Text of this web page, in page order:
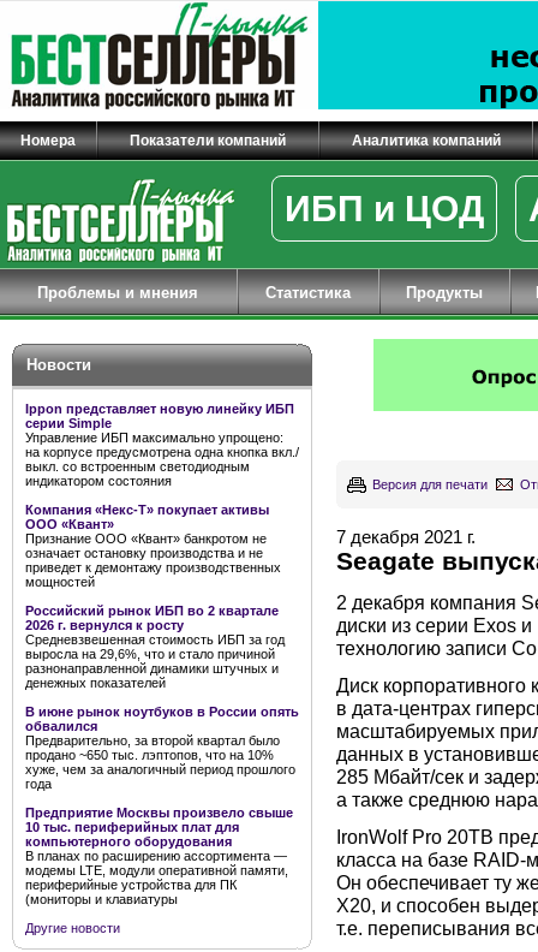
Номера Показатели компаний Аналитика компаний
ИБП и ЦОД
Проблемы и мнения Статистика Продукты
Новости
Ippon представляет новую линейку ИБП
серии Simple
Управление ИБП максимально упрощено:
на корпусе предусмотрена одна кнопка вкл./
выкл. со встроенным светодиодным
индикатором состояния
Компания «Некс-Т» покупает активы
ООО «Квант»
Признание ООО «Квант» банкротом не
означает остановку производства и не
приведет к демонтажу производственных
мощностей
Российский рынок ИБП во 2 квартале
2026 г. вернулся к росту
Средневзвешенная стоимость ИБП за год
выросла на 29,6%, что и стало причиной
разнонаправленной динамики штучных и
денежных показателей
В июне рынок ноутбуков в России опять
обвалился
Предварительно, за второй квартал было
продано ~650 тыс. лэптопов, что на 10%
хуже, чем за аналогичный период прошлого
года
Предприятие Москвы произвело свыше
10 тыс. периферийных плат для
компьютерного оборудования
В планах по расширению ассортимента —
модемы LTE, модули оперативной памяти,
периферийные устройства для ПК
(мониторы и клавиатуры
Другие новости
Версия для печати
7 декабря 2021 г.
Seagate
2 декабря компания
диски из серии Exos
технологию записи
Диск корпоративного
в дата-центрах
масштабируемых
данных в
285 Мбайт/сек и
а также среднюю
IronWolf Pro 20TB
класса на базе
Он обеспечивает ту
X20, и способен
т.е. переписывания